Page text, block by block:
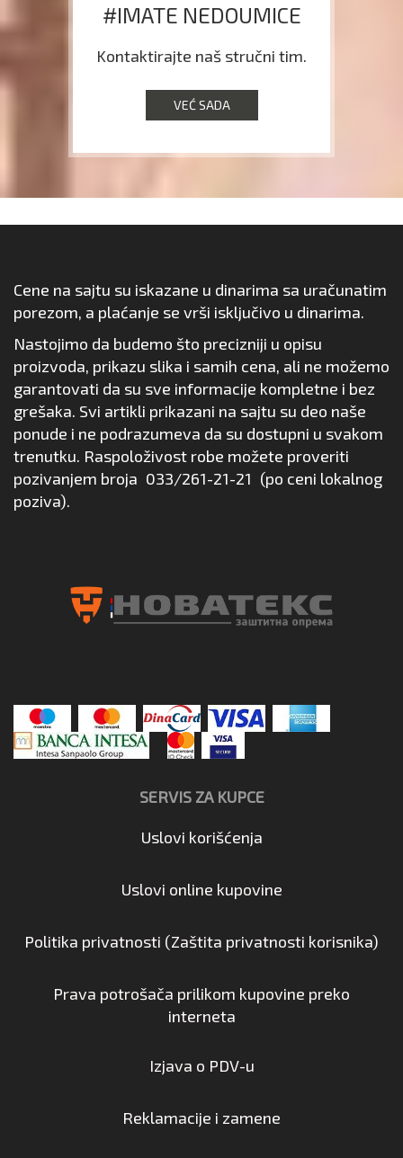
#IMATE NEDOUMICE
Kontaktirajte naš stručni tim.
VEĆ SADA
Cene na sajtu su iskazane u dinarima sa uračunatim
porezom, a plaćanje se vrši isključivo u dinarima.
Nastojimo da budemo što precizniji u opisu
proizvoda, prikazu slika i samih cena, ali ne možemo
garantovati da su sve informacije kompletne i bez
grešaka. Svi artikli prikazani na sajtu su deo naše
ponude i ne podrazumeva da su dostupni u svakom
trenutku. Raspoloživost robe možete proveriti
pozivanjem broja 033/261-21-21 (po ceni lokalnog
poziva).
SERVIS ZA KUPCE
Uslovi korišćenja
Uslovi online kupovine
Politika privatnosti (Zaštita privatnosti korisnika)
Prava potrošača prilikom kupovine preko
interneta
Izjava o PDV-u
Reklamacije i zamene